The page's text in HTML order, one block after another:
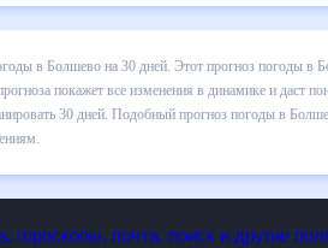
прогноз погоды в Болшево на 30
выпадении осадков т.д. Хорошая
в ближайший месяц, к каким
в Болшево, Московская область,